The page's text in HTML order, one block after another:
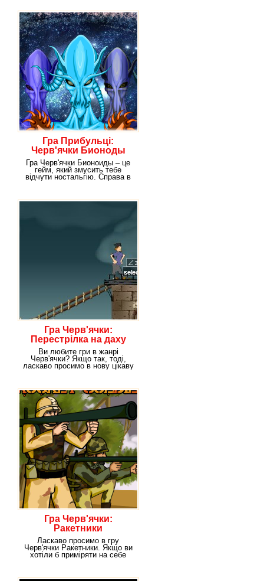
Гра Прибульці:
Черв'ячки Бионоды
Гра Черв'ячки Бионоиды – це
гейм, який змусить тебе
відчути ностальгію. Справа в
Гра Черв'ячки:
Перестрілка на даху
Ви любите гри в жанрі
Черв'ячки? Якщо так, тоді,
ласкаво просимо в нову цікаву
Гра Черв'ячки:
Ракетники
Ласкаво просимо в гру
Черв'ячки Ракетники. Якщо ви
хотіли б приміряти на себе